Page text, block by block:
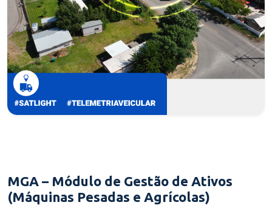
MGA – Módulo de Gestão de Ativos
(Máquinas Pesadas e Agrícolas)